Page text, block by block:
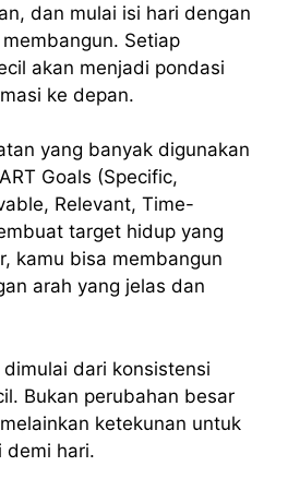
dan mulai isi hari dengan
Setiap
akan menjadi pondasi
ke depan.
yang banyak digunakan
Goals (Specific,
Relevant, Time-
target hidup yang
kamu bisa membangun
arah yang jelas dan
dari konsistensi
Bukan perubahan besar
ketekunan untuk
demi hari.